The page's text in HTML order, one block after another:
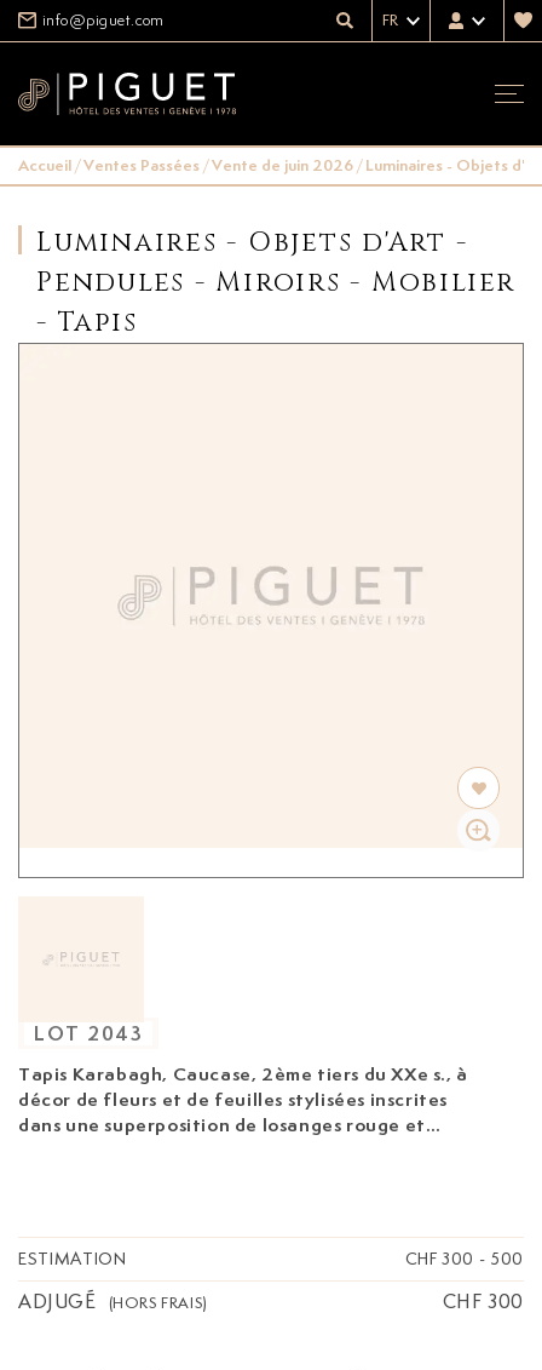
info@piguet.com FR
Accueil/Ventes Passées/Vente de juin 2026/Luminaires - Objets
Luminaires - Objets d'Art -
Pendules - Miroirs - Mobilier
- Tapis
Tapis Karabagh, Caucase, 2ème tiers du XXe s.,
décor de fleurs et de feuilles stylisées inscrites
dans une superposition de losanges rouge et
LOT 2043
ESTIMATION CHF 300 - 500
ADJUGÉ (HORS FRAIS) CHF 300